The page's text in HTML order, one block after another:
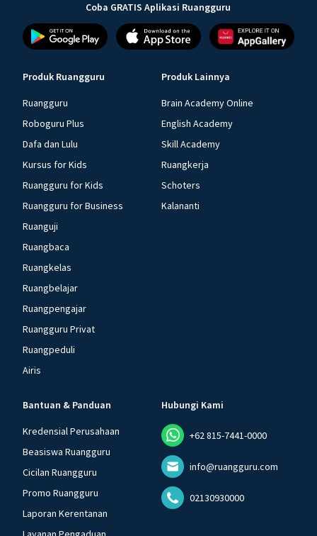
Coba GRATIS Aplikasi Ruangguru
Produk Ruangguru
Ruangguru
Roboguru Plus
Dafa dan Lulu
Kursus for Kids
Ruangguru for Kids
Ruangguru for Business
Ruanguji
Ruangbaca
Ruangkelas
Ruangbelajar
Ruangpengajar
Ruangguru Privat
Ruangpeduli
Airis
Produk Lainnya
Brain Academy Online
English Academy
Skill Academy
Ruangkerja
Schoters
Kalananti
Bantuan & Panduan
Kredensial Perusahaan
Beasiswa Ruangguru
Cicilan Ruangguru
Promo Ruangguru
Laporan Kerentanan
Hubungi Kami
+62 815-7441-0000
info@ruangguru.com
02130930000